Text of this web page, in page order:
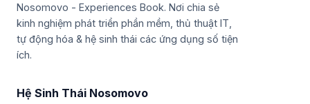
Nosomovo - Experiences Book. Nơi chia sẻ
kinh nghiệm phát triển phần mềm, thủ thuật IT,
tự động hóa & hệ sinh thái các ứng dụng số tiện
ích.
Hệ Sinh Thái Nosomovo